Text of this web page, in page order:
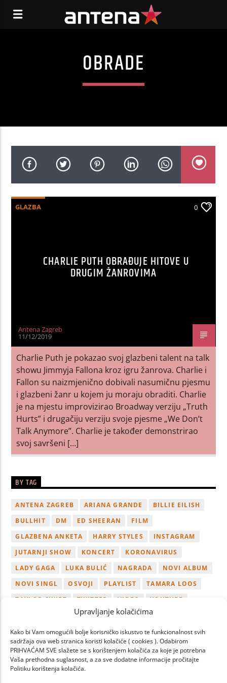
Upravljanje kolačićima
Kako bi Vam omogućili bolje korisničko iskustvo te funkcionalnost svih
sadržaja ova web stranica koristi kolačiće ( cookies ). Odabirom
PRIHVAĆAM SVE slažete se s korištenjem kolačića za koje je potrebna
Vaša prethodna suglasnost, a za sve dodatne informacije pročitajte
Politiku korištenja kolačića.
OBRADE
GLAZBA 0
CHARLIE PUTH OBRAĐUJE HITOVE U
DRUGIM ŽANROVIMA
Antena Zagreb
11/12/2019
Charlie Puth je pokazao svoj glazbeni talent na talk
showu Jimmyja Fallona kroz igru žanrova. Charlie i
Fallon su naizmjenično dobivali nasumičnu pjesmu
i glazbeni žanr u kojem ju moraju obraditi. Charlie
je na mjestu improvizirao Broadway verziju „Truth
Hurts” i drugačiju verziju svoje pjesme „We Don’t
Talk Anymore”. Charlie je također demonstrirao
svoj savršeni […]
BY TAG
ANTENA ZAGREB ARIANA GRANDE
BILLIE EILISH
BULLHIT
DM ED SHEERAN
FILM
GLAZBENA ANKETA
HARRY STYLES
INSTAGRAM
JUTARNJI SHOW
KONCERT
KORONAVIRUS
LADY GAGA
LUKA BULIĆ NAGRADA
NOVI ALBUM
NOVI SINGL
OSVOJI PLAYLIST
TAMARA LOOS
TAYLOR SWIFT
TWITTER VIDEO
YOUTUBE